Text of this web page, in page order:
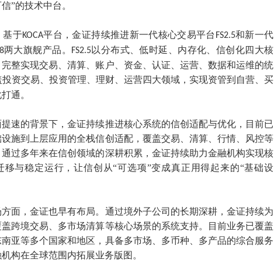
”的技术中台。
基于KOCA平台，金证持续推进新一代核心交易平台 FS2.5和新一代
两大旗舰产品。 FS2.5以分布式、低时延、内存化、信创化四大核
整实现交易、清算、账户、资金、认证、运营、数据和运维的统
投资交易、投资管理、理财、运营四大领域，实现资管到自营、买
通。
速的背景下，金证持续推进核心系统的信创适配与优化，目前已
施到上层应用的全栈信创适配，覆盖交易、清算、行情、风控等
过多年来在信创领域的深耕积累，金证持续助力金融机构实现核
移与稳定运行，让信创从“可选项”变成真正用得起来的“基础设
面，金证也早有布局。通过境外子公司的长期深耕，金证持续为
跨境交易、多市场清算等核心场景的系统支持。目前业务已覆盖
亚等多个国家和地区，具备多市场、多币种、多产品的综合服务
构在全球范围内拓展业务版图。